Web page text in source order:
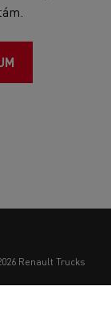
Renault Trucks